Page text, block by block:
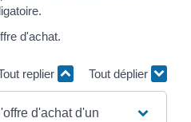
d'achat.
replier Tout déplier
d'achat d'un